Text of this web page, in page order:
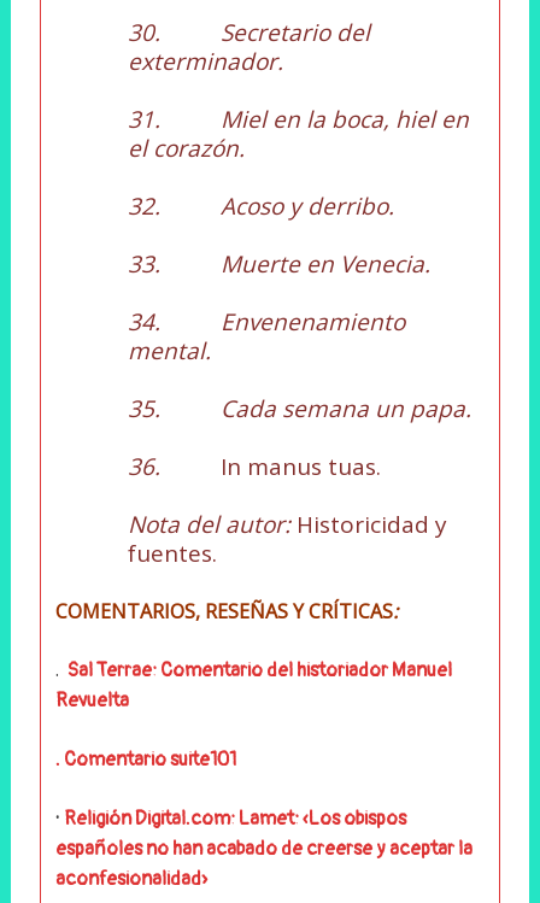
30. Secretario del
exterminador.
31. Miel en la boca, hiel en
el corazón.
32. Acoso y derribo.
33. Muerte en Venecia.
34. Envenenamiento
mental.
35. Cada semana un papa.
36. In manus tuas.
Nota del autor: Historicidad y
fuentes.
COMENTARIOS, RESEÑAS Y CRÍTICAS:
. Sal Terrae: Comentario del historiador Manuel
Revuelta
. Comentario suite101
· Religión Digital.com: Lamet: «Los obispos
españoles no han acabado de creerse y aceptar la
aconfesionalidad»